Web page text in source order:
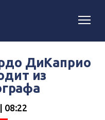
ДиКаприо
из
08:22